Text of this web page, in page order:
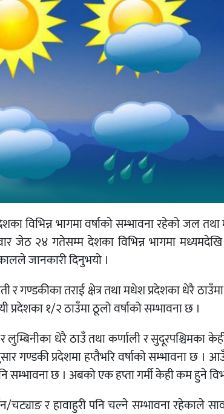
विभिन्न भागमा वर्षाको सम्भावना रहेको जल
२४ गतेसम्म देशका विभिन्न भागमा मध्यमदेखि
जानकारी दिनुभयो ।
र गण्डकीका तराई क्षेत्र तथा मधेश प्रदेशका धेरै
१/२ ठाउँमा ठूलो वर्षाको सम्भावना छ ।
धेरै ठाउँ तथा कर्णाली र सुदूरपश्चिमका
गण्डकी प्रदेशमा हप्तैभरि वर्षाको सम्भावना छ ।
सम्भावना छ । अबको एक हप्ता गर्मी केही कम हुने
चट्याङ र हावाहुरी पनि चल्ने सम्भावना रहेकाले